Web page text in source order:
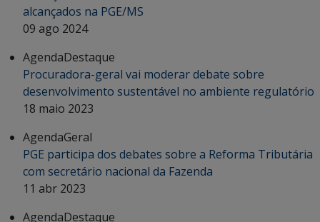
alcançados na PGE/MS
09 ago 2024
AgendaDestaque
Procuradora-geral vai moderar debate sobre
desenvolvimento sustentável no ambiente regulatório
18 maio 2023
AgendaGeral
PGE participa dos debates sobre a Reforma Tributária
com secretário nacional da Fazenda
11 abr 2023
AgendaDestaque